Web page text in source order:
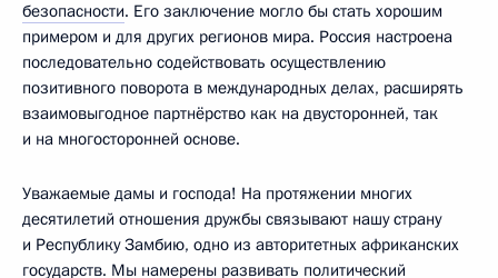
безопасности. Его заключение могло бы стать хорошим
примером и для других регионов мира. Россия настроена
последовательно содействовать осуществлению
позитивного поворота в международных делах, расширять
взаимовыгодное партнёрство как на двусторонней, так
и на многосторонней основе.
Уважаемые дамы и господа! На протяжении многих
десятилетий отношения дружбы связывают нашу страну
и Республику Замбию, одно из авторитетных африканских
государств. Мы намерены развивать политический